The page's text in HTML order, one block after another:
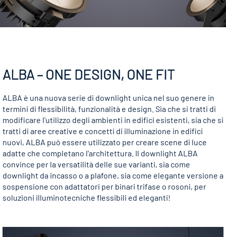
ALBA – ONE DESIGN, ONE FIT
ALBA è una nuova serie di downlight unica nel suo genere in
termini di flessibilità, funzionalità e design. Sia che si tratti di
modificare l'utilizzo degli ambienti in edifici esistenti, sia che si
tratti di aree creative e concetti di illuminazione in edifici
nuovi, ALBA può essere utilizzato per creare scene di luce
adatte che completano l'architettura. Il downlight ALBA
convince per la versatilità delle sue varianti, sia come
downlight da incasso o a plafone, sia come elegante versione a
sospensione con adattatori per binari trifase o rosoni, per
soluzioni illuminotecniche flessibili ed eleganti!